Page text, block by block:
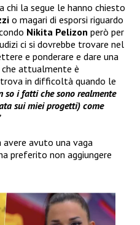
chi la segue le hanno chiesto
o magari di esporsi riguardo
Nikita Pelizon però per
ci si dovrebbe trovare nel
e ponderare e dare una
che attualmente è
in difficoltà quando le
so i fatti che sono realmente
sui miei progetti) come
avere avuto una vaga
preferito non aggiungere